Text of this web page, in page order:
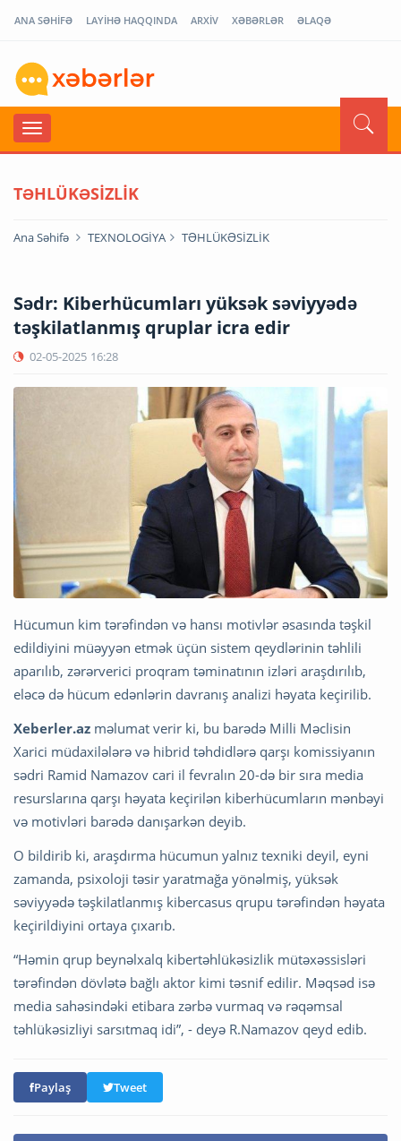
ANA SƏHİFƏ LAYİHƏ HAQQINDA ARXİV XƏBƏRLƏR ƏLAQƏ
TƏHLÜKƏSİZLİK
Ana Səhifə TEXNOLOGİYA TƏHLÜKƏSİZLİK
Sədr: Kiberhücumları yüksək səviyyədə
təşkilatlanmış qruplar icra edir
02-05-2025 16:28
Hücumun kim tərəfindən və hansı motivlər əsasında təşkil
edildiyini müəyyən etmək üçün sistem qeydlərinin təhlili
aparılıb, zərərverici proqram təminatının izləri araşdırılıb,
eləcə də hücum edənlərin davranış analizi həyata keçirilib.
Xeberler.az məlumat verir ki, bu barədə Milli Məclisin
Xarici müdaxilələrə və hibrid təhdidlərə qarşı komissiyanın
sədri Ramid Namazov cari il fevralın 20-də bir sıra media
resurslarına qarşı həyata keçirilən kiberhücumların mənbəyi
və motivləri barədə danışarkən deyib.
O bildirib ki, araşdırma hücumun yalnız texniki deyil, eyni
zamanda, psixoloji təsir yaratmağa yönəlmiş, yüksək
səviyyədə təşkilatlanmış kibercasus qrupu tərəfindən həyata
keçirildiyini ortaya çıxarıb.
“Həmin qrup beynəlxalq kibertəhlükəsizlik mütəxəssisləri
tərəfindən dövlətə bağlı aktor kimi təsnif edilir. Məqsəd isə
media sahəsindəki etibara zərbə vurmaq və rəqəmsal
təhlükəsizliyi sarsıtmaq idi”, - deyə R.Namazov qeyd edib.
Paylaş Tweet